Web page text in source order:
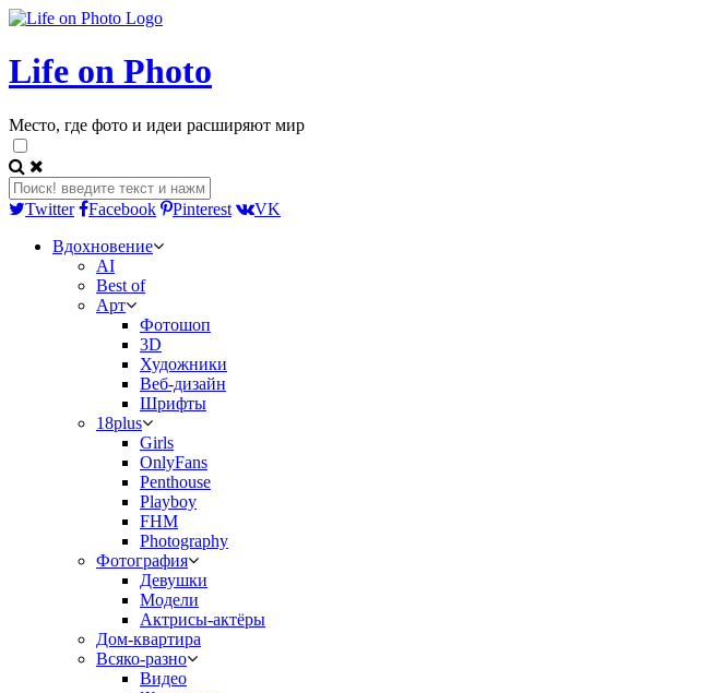
Life on Photo
Место, где фото и идеи расширяют мир
Twitter Facebook Pinterest
VK
Вдохновение
AI
Best of
Арт
Фотошоп
3D
Художники
Веб-дизайн
Шрифты
18plus
Girls
OnlyFans
Penthouse
Playboy
FHM
Photography
Фотография
Девушки
Модели
Актрисы-актёры
Дом-квартира
Всяко-разно
Видео